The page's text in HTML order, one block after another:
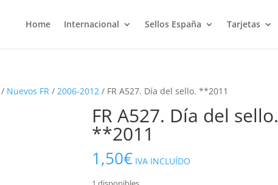
Home Internacional Sellos España Tarjetas
/ Nuevos FR /2006-2012 / FR A527. Día del sello. **2011
FR A527. Día del sello.
**2011
1,50€ IVA INCLUÍDO